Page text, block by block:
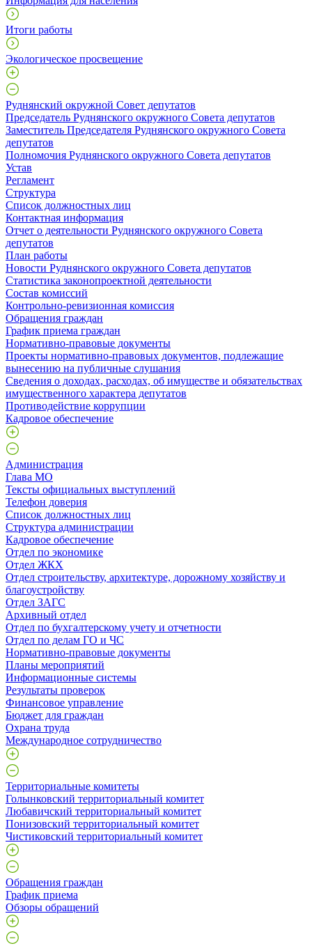
Итоги работы
Экологическое просвещение
Руднянский окружной Совет депутатов
Председатель Руднянского окружного Совета депутатов
Заместитель Председателя Руднянского окружного Совета
депутатов
Полномочия Руднянского окружного Совета депутатов
Устав
Регламент
Структура
Список должностных лиц
Контактная информация
Отчет о деятельности Руднянского окружного Совета
депутатов
План работы
Новости Руднянского окружного Совета депутатов
Статистика законопроектной деятельности
Состав комиссий
Контрольно-ревизионная комиссия
Обращения граждан
График приема граждан
Нормативно-правовые документы
Проекты нормативно-правовых документов, подлежащие
вынесению на публичные слушания
Сведения о доходах, расходах, об имуществе и обязательствах
имущественного характера депутатов
Противодействие коррупции
Кадровое обеспечение
Администрация
Глава МО
Тексты официальных выступлений
Телефон доверия
Список должностных лиц
Структура администрации
Кадровое обеспечение
Отдел по экономике
Отдел ЖКХ
Отдел строительству, архитектуре, дорожному хозяйству и
благоустройству
Отдел ЗАГС
Архивный отдел
Отдел по бухгалтерскому учету и отчетности
Отдел по делам ГО и ЧС
Нормативно-правовые документы
Планы мероприятий
Информационные системы
Результаты проверок
Финансовое управление
Бюджет для граждан
Охрана труда
Международное сотрудничество
Территориальные комитеты
Голынковский территориальный комитет
Любавичский территориальный комитет
Понизовский территориальный комитет
Чистиковский территориальный комитет
Обращения граждан
График приема
Обзоры обращений